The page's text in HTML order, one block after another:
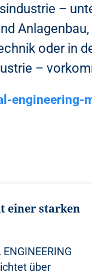
–
Anlagenbau,
oder in
–
engineering-
einer starken
über